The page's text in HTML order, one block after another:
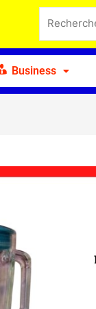
pour :
Business